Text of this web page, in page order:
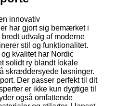
innovativ
har gjort sig bemærket i
udvalg af moderne
stil og funktionalitet.
kvalitet har Nordic
solidt ry blandt lokale
skræddersyede løsninger.
Der passer perfekt til dit
er ikke kun dygtige til
også omfattende